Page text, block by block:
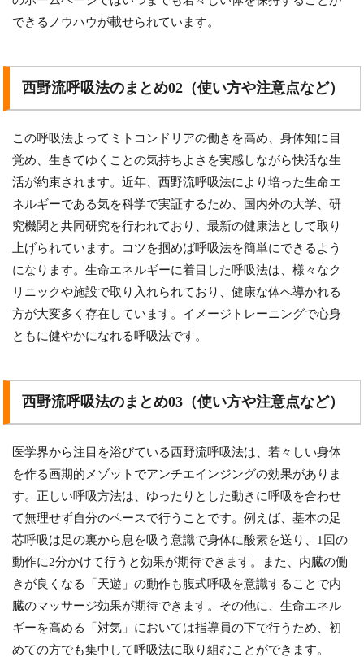
できるノウハウが載せられています。
西野流呼吸法のまとめ02（使い方や注意点など）
この呼吸法よってミトコンドリアの働きを高め、身体知に目
覚め、生きてゆくことの気持ちよさを実感しながら快活な生
活が約束されます。近年、西野流呼吸法により培った生命エ
ネルギーである気を科学で実証するため、国内外の大学、研
究機関と共同研究を行われており、最新の健康法として取り
上げられています。コツを掴めば呼吸法を簡単にできるよう
になります。生命エネルギーに着目した呼吸法は、様々なク
リニックや施設で取り入れられており、健康な体へ導かれる
方が大変多く存在しています。イメージトレーニングで心身
ともに健やかになれる呼吸法です。
西野流呼吸法のまとめ03（使い方や注意点など）
医学界から注目を浴びている西野流呼吸法は、若々しい身体
を作る画期的メゾットでアンチエインジングの効果がありま
す。正しい呼吸方法は、ゆったりとした動きに呼吸を合わせ
て無理せず自分のペースで行うことです。例えば、基本の足
芯呼吸は足の裏から息を吸う意識で身体に酸素を送り、1回の
動作に2分かけて行うと効果が期待できます。また、内臓の働
きが良くなる「天遊」の動作も腹式呼吸を意識することで内
臓のマッサージ効果が期待できます。その他に、生命エネル
ギーを高める「対気」においては指導員の下で行うため、初
めての方でも集中して呼吸法に取り組むことができます。